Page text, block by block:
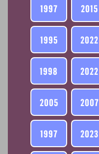
1997 2015
1995 2022
1998 2022
2005 2007
1997 2023